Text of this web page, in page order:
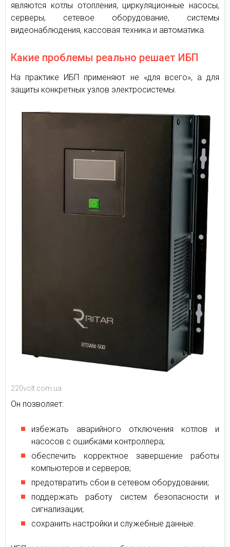
являются котлы отопления, циркуляционные насосы,
серверы, сетевое оборудование, системы
видеонаблюдения, кассовая техника и автоматика.
Какие проблемы реально решает ИБП
На практике ИБП применяют не «для всего», а для
защиты конкретных узлов электросистемы.
220volt.com.ua
Он позволяет:
избежать аварийного отключения котлов и
насосов с ошибками контроллера;
обеспечить корректное завершение работы
компьютеров и серверов;
предотвратить сбои в сетевом оборудовании;
поддержать работу систем безопасности и
сигнализации;
сохранить настройки и служебные данные.